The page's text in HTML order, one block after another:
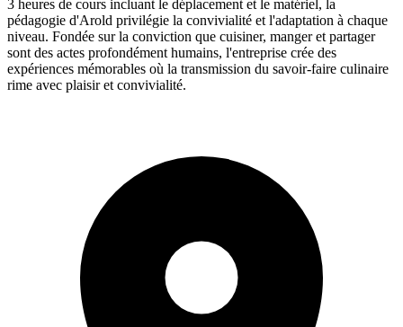
3 heures de cours incluant le déplacement et le matériel, la
pédagogie d'Arold privilégie la convivialité et l'adaptation à chaque
niveau. Fondée sur la conviction que cuisiner, manger et partager
sont des actes profondément humains, l'entreprise crée des
expériences mémorables où la transmission du savoir-faire culinaire
rime avec plaisir et convivialité.